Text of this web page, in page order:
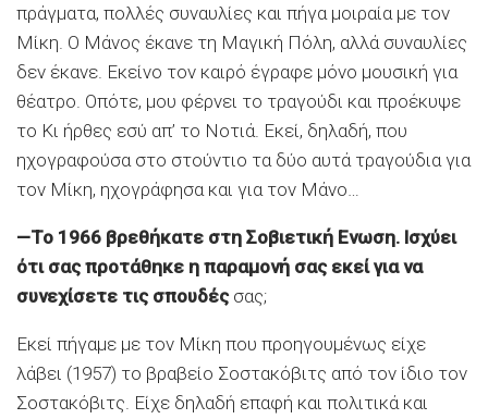
πράγματα, πολλές συναυλίες και πήγα μοιραία με τον
Μίκη. Ο Μάνος έκανε τη Μαγική Πόλη, αλλά συναυλίες
δεν έκανε. Εκείνο τον καιρό έγραφε μόνο μουσική για
θέατρο. Οπότε, μου φέρνει το τραγούδι και προέκυψε
το Κι ήρθες εσύ απ’ το Νοτιά. Εκεί, δηλαδή, που
ηχογραφούσα στο στούντιο τα δύο αυτά τραγούδια για
τον Μίκη, ηχογράφησα και για τον Μάνο…
—Το 1966 βρεθήκατε στη Σοβιετική Ενωση. Ισχύει
ότι σας προτάθηκε η παραμονή σας εκεί για να
συνεχίσετε τις σπουδέςσας;
Εκεί πήγαμε με τον Μίκη που προηγουμένως είχε
λάβει (1957) το βραβείο Σοστακόβιτς από τον ίδιο τον
Σοστακόβιτς. Είχε δηλαδή επαφή και πολιτικά και